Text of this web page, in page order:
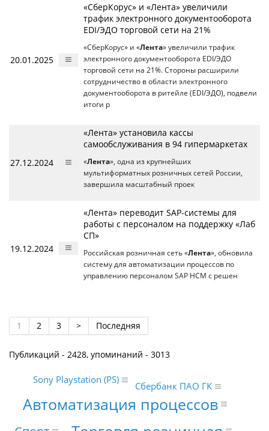
20.01.2025
«СберКорус» и «Лента» увеличили
трафик электронного документооборота
EDI/ЭДО торговой сети на 21%
«СберКорус» и «Лента» увеличили трафик
электронного документооборота EDI/ЭДО
торговой сети на 21%. Стороны расширили
сотрудничество в области электронного
документооборота в ритейле (EDI/ЭДО), подвели
итоги р
27.12.2024
«Лента» установила кассы
самообслуживания в 94 гипермаркетах
«Лента», одна из крупнейших
мультиформатных розничных сетей России,
завершила масштабный проек
19.12.2024
«Лента» переводит SAP-системы для
работы с персоналом на поддержку «Лаб
СП»
Российская розничная сеть «Лента», обновила
систему для автоматизации процессов по
управлению персоналом SAP HCM с решен
1 2 3 > Последняя
Публикаций - 2428, упоминаний - 3013
Автоматизация процессов
Сбербанк ПАО ГК
Sony Playstation (PS)